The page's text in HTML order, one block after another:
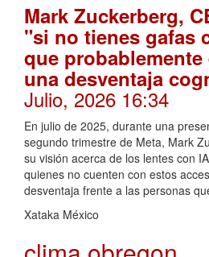
Mark Zuckerberg,
"si no tienes gafas
que probablemente
una desventaja
Julio, 2026 16:34
En julio de 2025, durante una
segundo trimestre de Meta, Mark
su visión acerca de los lentes con
quienes no cuenten con estos
desventaja frente a las personas
Xataka México